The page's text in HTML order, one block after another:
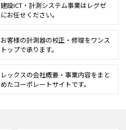
建設ICT・計測システム事業は レグゼ
にお任せください。
お客様の計測器の校正・修理をワンス
トップで承ります。
レックスの会社概要・事業内容をまと
めたコーポレートサイトです。